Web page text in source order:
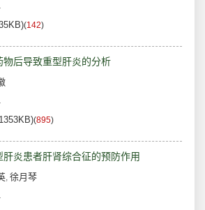
(142)
后导致重型肝炎的分析
(895)
肝炎患者肝肾综合征的预防作用
, 徐月琴